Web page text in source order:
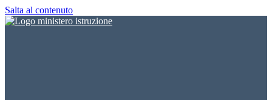
Salta al contenuto